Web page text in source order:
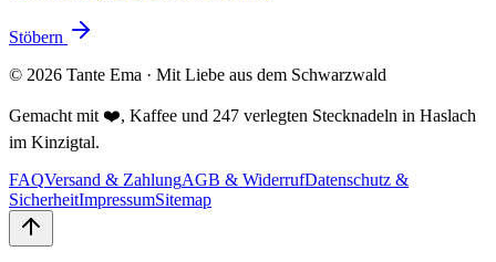
Stöbern
© 2026 Tante Ema · Mit Liebe aus dem Schwarzwald
Gemacht mit ❤️, Kaffee und 247 verlegten Stecknadeln in Haslach
im Kinzigtal.
FAQVersand & ZahlungAGB & WiderrufDatenschutz &
SicherheitImpressumSitemap